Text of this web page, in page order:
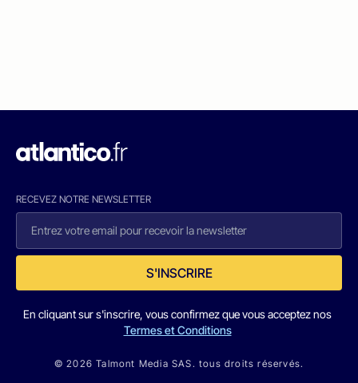
RECEVEZ NOTRE NEWSLETTER
S'INSCRIRE
En cliquant sur s'inscrire, vous confirmez que vous acceptez nos
Termes et Conditions
© 2026 Talmont Media SAS. tous droits réservés.